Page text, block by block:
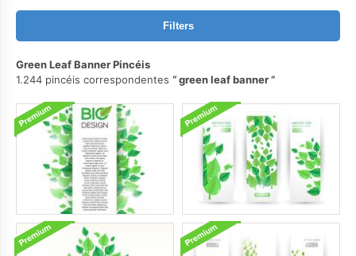
Filters
Green Leaf Banner Pincéis
1.244 pincéis correspondentes
green leaf banner